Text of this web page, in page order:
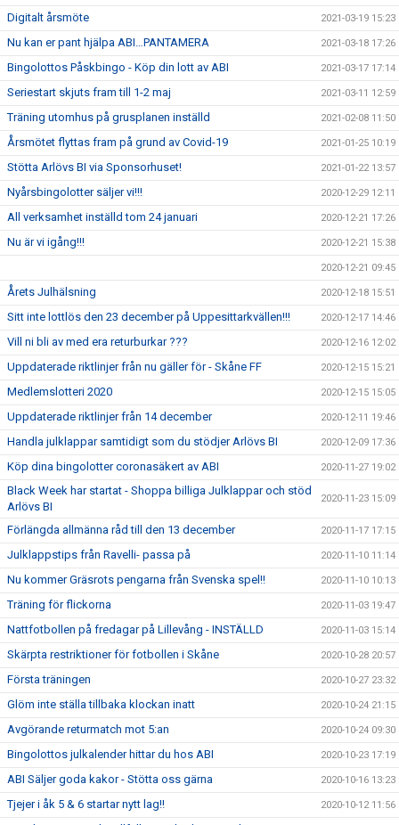
Digitalt årsmöte 2021-03-19 15:23
Nu kan er pant hjälpa ABI…PANTAMERA 2021-03-18 17:26
Bingolottos Påskbingo - Köp din lott av ABI 2021-03-17 17:14
Seriestart skjuts fram till 1-2 maj 2021-03-11 12:59
Träning utomhus på grusplanen inställd 2021-02-08 11:50
Årsmötet flyttas fram på grund av Covid-19 2021-01-25 10:19
Stötta Arlövs BI via Sponsorhuset! 2021-01-22 13:57
Nyårsbingolotter säljer vi!!! 2020-12-29 12:11
All verksamhet inställd tom 24 januari 2020-12-21 17:26
Nu är vi igång!!! 2020-12-21 15:38
2020-12-21 09:45
Årets Julhälsning 2020-12-18 15:51
Sitt inte lottlös den 23 december på Uppesittarkvällen!!! 2020-12-17 14:46
Vill ni bli av med era returburkar ??? 2020-12-16 12:02
Uppdaterade riktlinjer från nu gäller för - Skåne FF 2020-12-15 15:21
Medlemslotteri 2020 2020-12-15 15:05
Uppdaterade riktlinjer från 14 december 2020-12-11 19:46
Handla julklappar samtidigt som du stödjer Arlövs BI 2020-12-09 17:36
Köp dina bingolotter coronasäkert av ABI 2020-11-27 19:02
Black Week har startat - Shoppa billiga Julklappar och stöd
Arlövs BI
2020-11-23 15:09
Förlängda allmänna råd till den 13 december 2020-11-17 17:15
Julklappstips från Ravelli- passa på 2020-11-10 11:14
Nu kommer Gräsrots pengarna från Svenska spel!! 2020-11-10 10:13
Träning för flickorna 2020-11-03 19:47
Nattfotbollen på fredagar på Lillevång - INSTÄLLD 2020-11-03 15:14
Skärpta restriktioner för fotbollen i Skåne 2020-10-28 20:57
Första träningen 2020-10-27 23:32
Glöm inte ställa tillbaka klockan inatt 2020-10-24 21:15
Avgörande returmatch mot 5:an 2020-10-24 09:30
Bingolottos julkalender hittar du hos ABI 2020-10-23 17:19
ABI Säljer goda kakor - Stötta oss gärna 2020-10-16 13:23
Tjejer i åk 5 & 6 startar nytt lag!! 2020-10-12 11:56